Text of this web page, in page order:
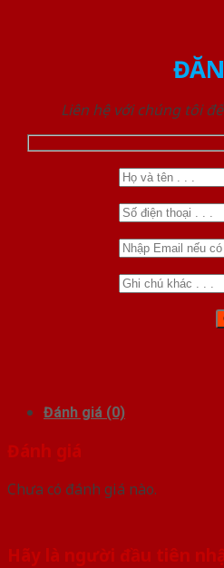
Liên hệ với chúng tôi
Đánh giá (0)
Đánh giá
Chưa có đánh giá nào.
Hãy là người đầu tiên